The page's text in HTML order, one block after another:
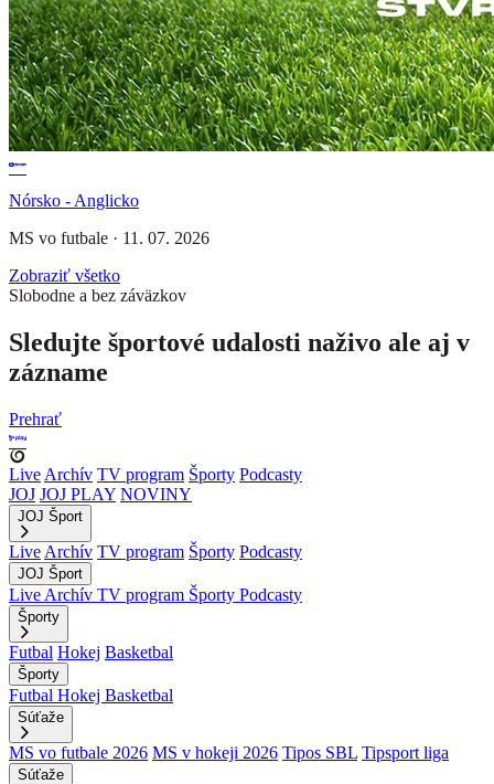
Nórsko - Anglicko
MS vo futbale · 11. 07. 2026
Zobraziť všetko
Slobodne a bez záväzkov
Sledujte športové udalosti naživo ale aj v
zázname
Prehrať
Live Archív TV program Športy Podcasty
JOJ JOJ PLAY NOVINY
JOJ Šport
Live Archív TV program Športy Podcasty
JOJ Šport
Live Archív TV program Športy Podcasty
Športy
Futbal Hokej Basketbal
Športy
Futbal Hokej Basketbal
Súťaže
MS vo futbale 2026 MS v hokeji 2026 Tipos SBL Tipsport liga
Súťaže